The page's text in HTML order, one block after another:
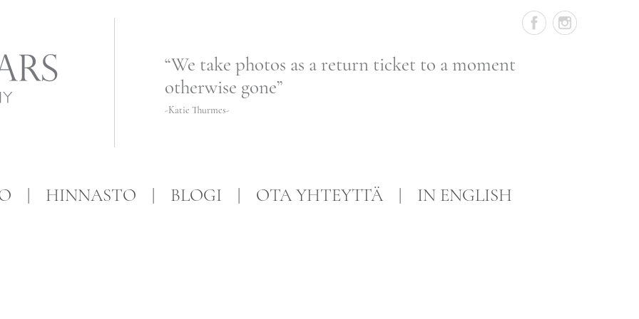
“We take photos as a return ticket to a moment
otherwise gone”
-Katie Thurmes-
HINNASTO BLOGI OTA YHTEYTTÄ IN ENGLISH